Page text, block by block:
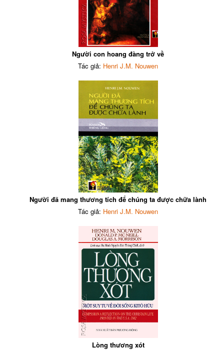
Người con hoang đàng trở về
Tác giả: Henri J.M. Nouwen
Người đã mang thương tích để chúng ta được chữa lành
Tác giả: Henri J.M. Nouwen
Lòng thương xót